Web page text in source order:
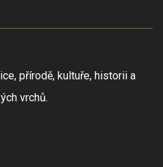
přírodě, kultuře, historii a
vrchů.